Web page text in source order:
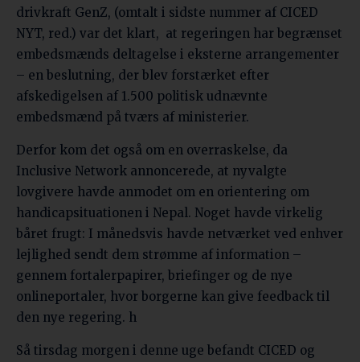
drivkraft GenZ, (omtalt i sidste nummer af CICED
NYT, red.) var det klart, at regeringen har begrænset
embedsmænds deltagelse i eksterne arrangementer
– en beslutning, der blev forstærket efter
afskedigelsen af 1.500 politisk udnævnte
embedsmænd på tværs af ministerier.
Derfor kom det også om en overraskelse, da
Inclusive Network annoncerede, at nyvalgte
lovgivere havde anmodet om en orientering om
handicapsituationen i Nepal. Noget havde virkelig
båret frugt: I månedsvis havde netværket ved enhver
lejlighed sendt dem strømme af information –
gennem fortalerpapirer, briefinger og de nye
onlineportaler, hvor borgerne kan give feedback til
den nye regering. h
Så tirsdag morgen i denne uge befandt CICED og